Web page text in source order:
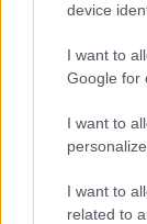
device
I want to
Google for
I want to
I want to
related to